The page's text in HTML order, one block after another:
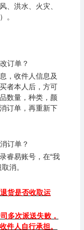
、洪水、火灾、
。
订单？
，收件人信息及
者本人后，方可
数量，种类，颜
订单，再重新下
订单？
睿易账号，在“我
消。
货是否收取运
多次派送失败，
件人自行承担。